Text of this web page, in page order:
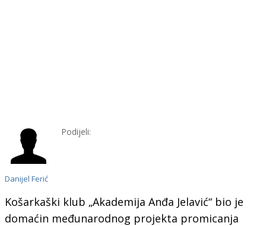
Danijel Ferić
Podijeli:
Košarkaški klub „Akademija Anđa Jelavić“ bio je
domaćin međunarodnog projekta promicanja